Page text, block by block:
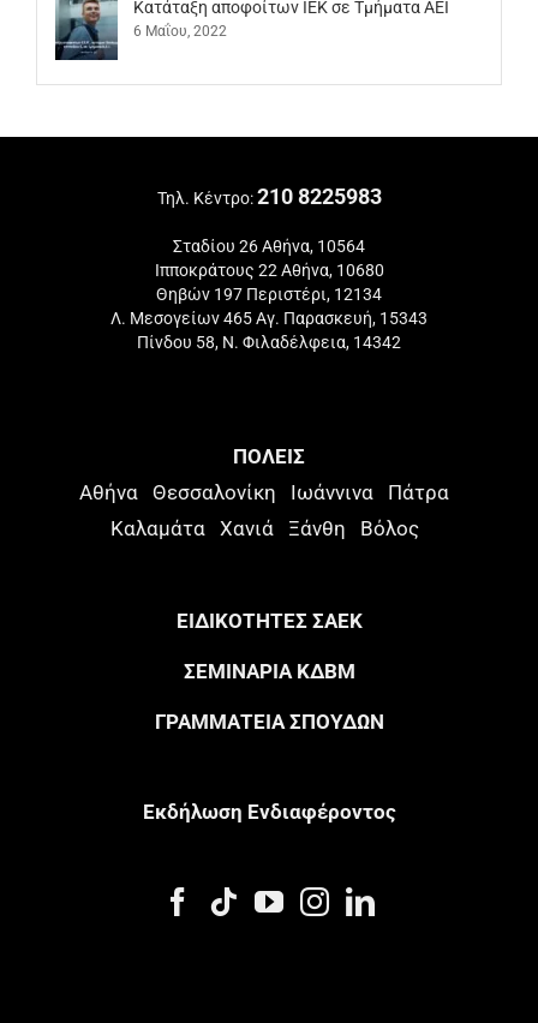
Kατάταξη αποφοίτων ΙΕΚ σε Τμήματα ΑΕΙ
6 Μαΐου, 2022
Τηλ. Κέντρο:210 8225983
Σταδίου 26 Αθήνα, 10564
Ιπποκράτους 22 Αθήνα, 10680
Θηβών 197 Περιστέρι, 12134
Λ. Μεσογείων 465 Αγ. Παρασκευή, 15343
Πίνδου 58, Ν. Φιλαδέλφεια, 14342
ΠΟΛΕΙΣ
Αθήνα Θεσσαλονίκη Ιωάννινα
Πάτρα
Καλαμάτα
Χανιά Ξάνθη Βόλος
ΕΙΔΙΚΟΤΗΤΕΣ ΣΑΕΚ
ΣΕΜΙΝΑΡΙΑ ΚΔΒΜ
ΓΡΑΜΜΑΤΕΙΑ ΣΠΟΥΔΩΝ
Eκδήλωση Eνδιαφέροντος